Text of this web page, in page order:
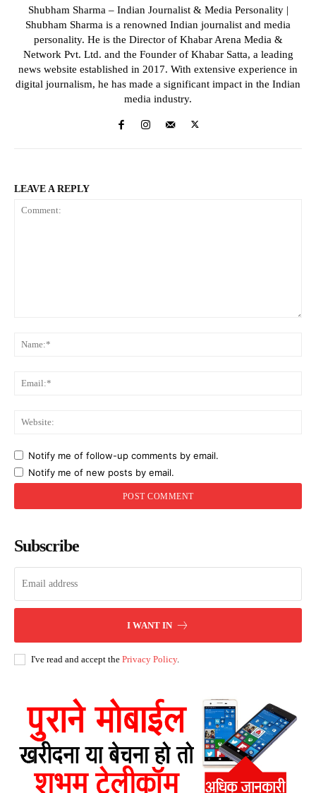
Shubham Sharma – Indian Journalist & Media Personality |
Shubham Sharma is a renowned Indian journalist and media
personality. He is the Director of Khabar Arena Media &
Network Pvt. Ltd. and the Founder of Khabar Satta, a leading
news website established in 2017. With extensive experience in
digital journalism, he has made a significant impact in the Indian
media industry.
LEAVE A REPLY
Notify me of follow-up comments by email.
Notify me of new posts by email.
Subscribe
I WANT IN
I've read and accept the Privacy Policy.